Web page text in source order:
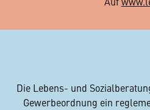
Die Lebens- und
Gewerbeordnung ein